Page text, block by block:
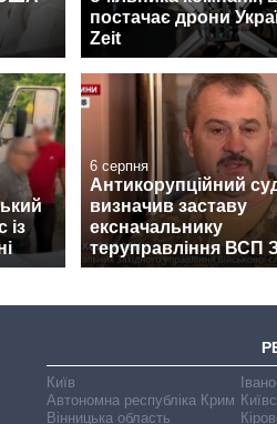
постачає дрони
Zeit
із
6 серпня
Антикорупційний
визначив заставу
ексначальнику
теруправління ВСП
Київ
Автономна республіка Крим
Вінницька область